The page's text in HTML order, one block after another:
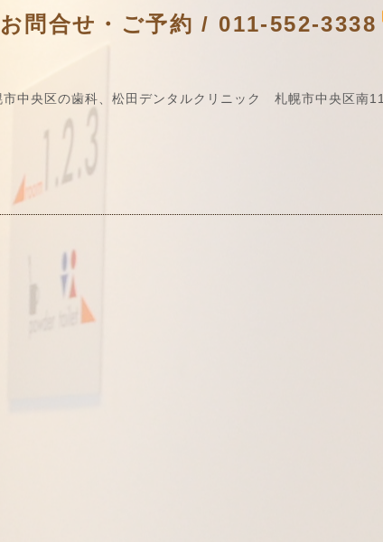
お問合せ・ご予約 / 011-552-3338
中央区の歯科、松田デンタルクリニック 札幌市中央区南11